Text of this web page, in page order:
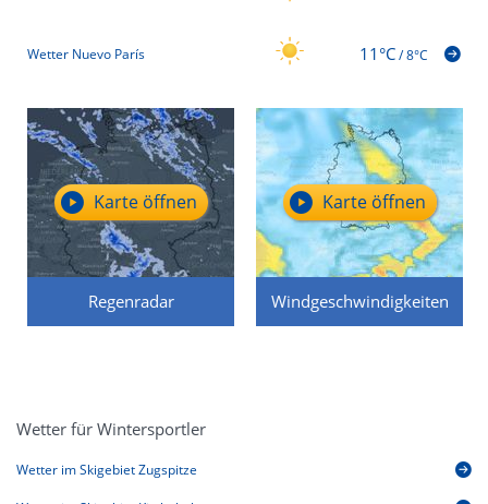
Wetter Nuevo París 11°C/8°C
Regenradar
Karte öffnen
Windgeschwindigkeiten
Karte öffnen
Wetter für Wintersportler
Wetter im Skigebiet Zugspitze